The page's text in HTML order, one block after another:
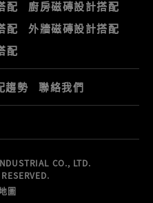
配
廚房磁磚設計搭配
配
外牆磁磚設計搭配
配
趨勢 聯絡我們
CO., LTD.
圖